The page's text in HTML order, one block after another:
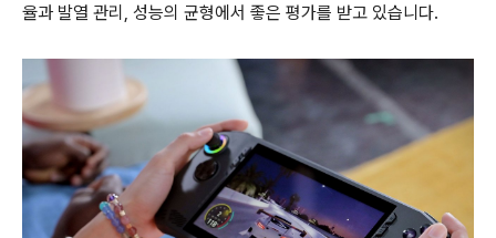
율과 발열 관리, 성능의 균형에서 좋은 평가를 받고 있습니다.